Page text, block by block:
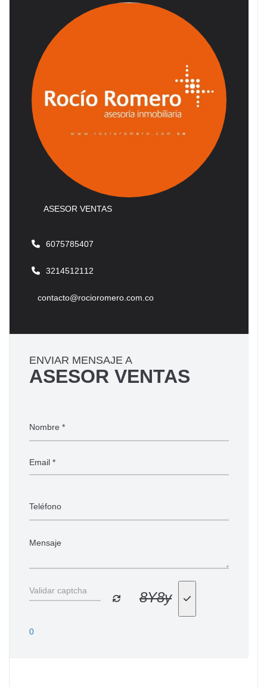
ASESOR VENTAS
6075785407
3214512112
contacto@rocioromero.com.co
ENVIAR MENSAJE A
ASESOR VENTAS
8Y8y
0